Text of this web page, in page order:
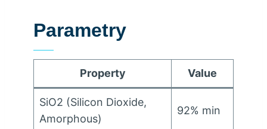
Parametry
Property Value
SiO2 (Silicon Dioxide,
Amorphous)
92% min